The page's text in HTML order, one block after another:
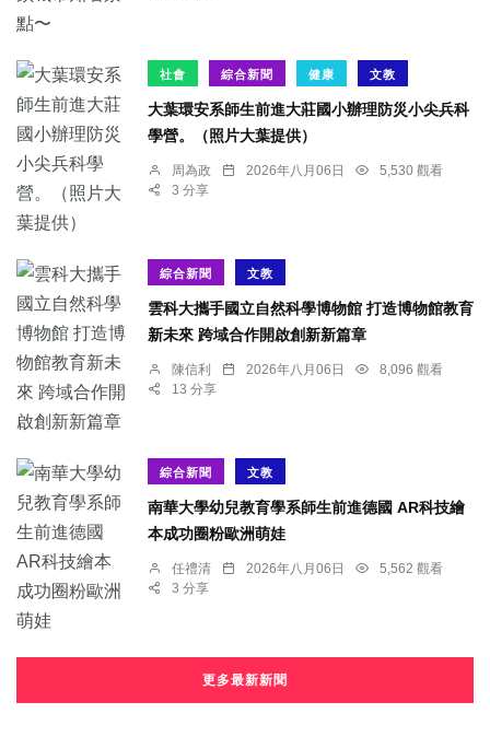
社會 綜合新聞 健康 文教
大葉環安系師生前進大莊國小辦理防災小尖兵科
學營。（照片大葉提供）
周為政 2026年八月06日
5,530 觀看
3 分享
綜合新聞 文教
雲科大攜手國立自然科學博物館 打造博物館教育
新未來 跨域合作開啟創新新篇章
陳信利 2026年八月06日
8,096 觀看
13 分享
綜合新聞 文教
南華大學幼兒教育學系師生前進德國 AR科技繪
本成功圈粉歐洲萌娃
任禮清 2026年八月06日
5,562 觀看
3 分享
更多最新新聞